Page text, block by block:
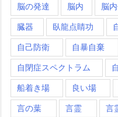
脳の発達 脳内 脳
臓器 臥龍点睛功
自己防衛 自暴自棄
自閉症スペクトラム
船着き場 良い場
言の葉 言霊 言